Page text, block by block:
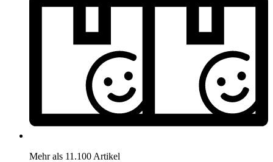
Mehr als 11.100 Artikel